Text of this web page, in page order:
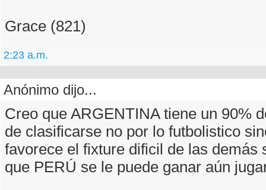
Grace (821)
2:23 a.m.
Anónimo dijo...
Creo que ARGENTINA tiene un 90%
de clasificarse no por lo futbolistico
favorece el fixture dificil de las demás
que PERÚ se le puede ganar aún